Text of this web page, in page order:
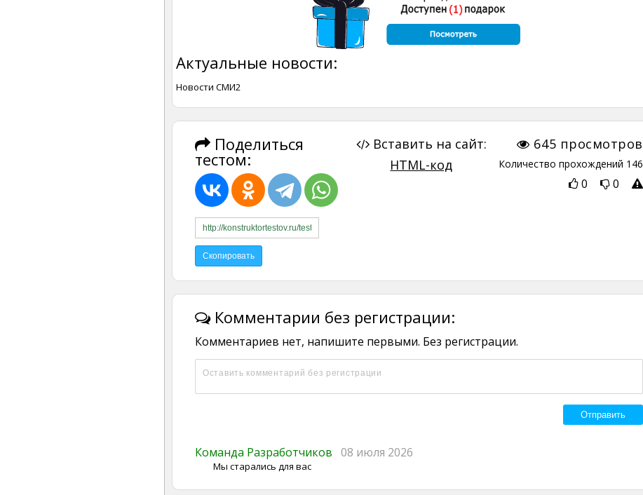
Актуальные новости:
Новости СМИ2
Поделиться
тестом:
645 просмотров
Количество прохождений 146
0 0
Вставить на сайт:
HTML-код
Комментарии без регистрации:
Комментариев нет, напишите первыми. Без регистрации.
Команда Разработчиков 08 июля 2026
Мы старались для вас